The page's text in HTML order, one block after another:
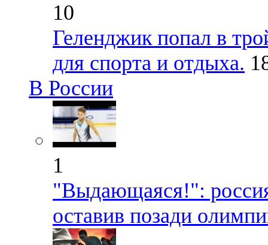
10
Геленджик попал в
для спорта и отдыха.
В России
1
"Выдающаяся!":
оставив позади